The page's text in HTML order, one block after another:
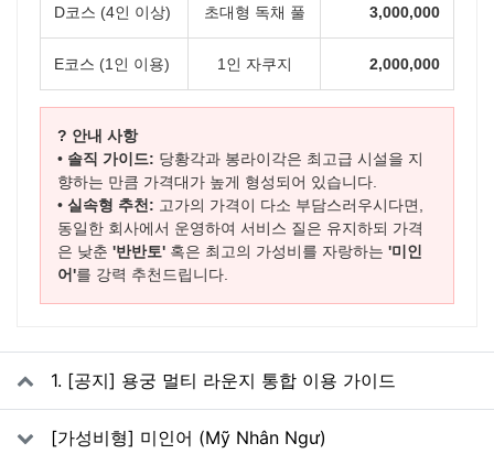
D코스 (4인 이상) 초대형 독채 풀 3,000,000
E코스 (1인 이용) 1인 자쿠지 2,000,000
? 안내 사항
• 솔직 가이드: 당황각과 봉라이각은 최고급 시설을 지
향하는 만큼 가격대가 높게 형성되어 있습니다.
• 실속형 추천: 고가의 가격이 다소 부담스러우시다면,
동일한 회사에서 운영하여 서비스 질은 유지하되 가격
은 낮춘 '반반토' 혹은 최고의 가성비를 자랑하는 '미인
어'를 강력 추천드립니다.
관련자료
1. [공지] 용궁 멀티 라운지 통합 이용 가이드
[가성비형] 미인어 (Mỹ Nhân Ngư)